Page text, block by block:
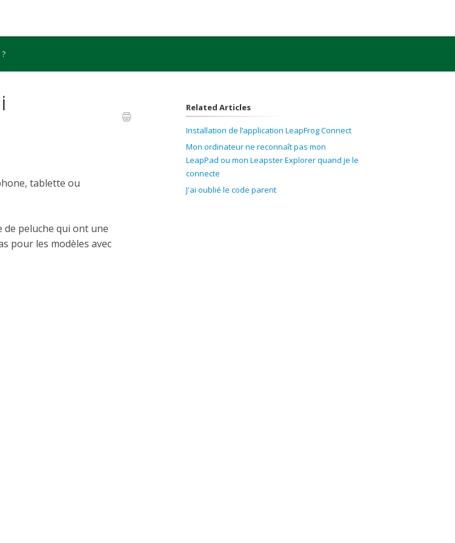
tablette ou
de peluche qui ont une
pour les modèles avec
Related Articles
Installation de l’application LeapFrog Connect
Mon ordinateur ne reconnaît pas mon
LeapPad ou mon Leapster Explorer quand je le
connecte
J'ai oublié le code parent